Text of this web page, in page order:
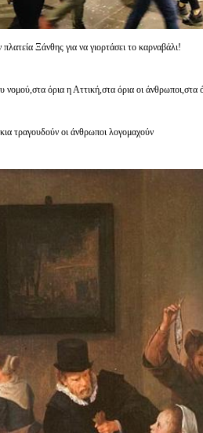
Ξάνθης για να γιορτάσει το καρναβάλι!
νομού,στα όρια η Αττική,στα όρια οι
τραγουδούν οι άνθρωποι λογομαχούν